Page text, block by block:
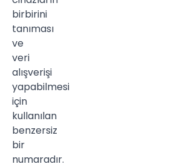
birbirini
tanıması
ve
veri
alışverişi
yapabilmesi
için
kullanılan
benzersiz
bir
numaradır.